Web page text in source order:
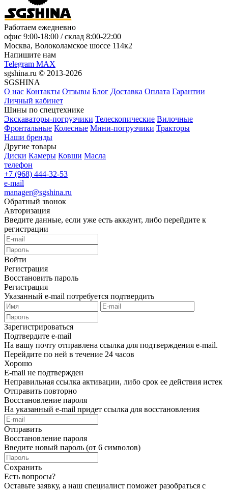
Работаем ежедневно
офис 9:00-18:00 / склад 8:00-22:00
Москва, Волоколамское шоссе 114к2
Напишите нам
Telegram MAX
sgshina.ru © 2013-2026
SGSHINA
О нас Контакты Отзывы Блог Доставка Оплата Гарантии
Личный кабинет
Шины по спецтехнике
Экскаваторы-погрузчики Телескопические Вилочные
Фронтальные Колесные Мини-погрузчики Тракторы
Наши бренды
Другие товары
Диски Камеры Ковши Масла
телефон
+7 (968) 444-32-53
e-mail
manager@sgshina.ru
Обратный звонок
Авторизация
Введите данные, если уже есть аккаунт, либо перейдите к
регистрации
Войти
Регистрация
Восстановить пароль
Регистрация
Указанный e-mail потребуется подтвердить
Зарегистрироваться
Подтвердите e-mail
На вашу почту отправлена ссылка для подтверждения e-mail.
Перейдите по ней в течение 24 часов
Хорошо
E-mail не подтвержден
Неправильная ссылка активации, либо срок ее действия истек
Отправить повторно
Восстановление пароля
На указанный e-mail придет ссылка для восстановления
Отправить
Восстановление пароля
Введите новый пароль (от 6 символов)
Сохранить
Есть вопросы?
Оставьте заявку, а наш специалист поможет разобраться с